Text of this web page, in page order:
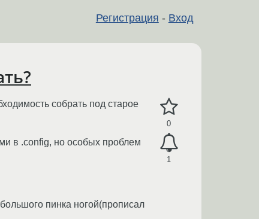
Регистрация - Вход
0
1
собрать под старое
в .config, но особых проблем
пинка ногой(прописал